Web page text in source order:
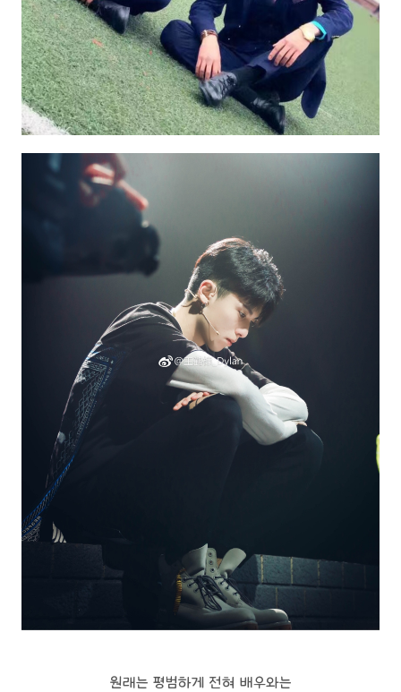
원래는 평범하게 전혀 배우와는